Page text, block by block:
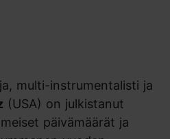
multi-instrumentalisti ja
(USA) on julkistanut
päivämäärät ja